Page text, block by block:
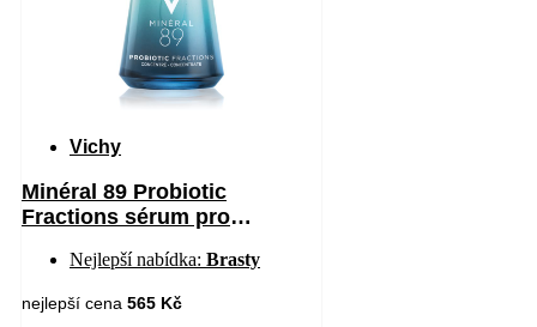
Vichy
Minéral 89 Probiotic
Fractions sérum pro
Nejlepší nabídka: Brasty
nejlepší cena 565 Kč